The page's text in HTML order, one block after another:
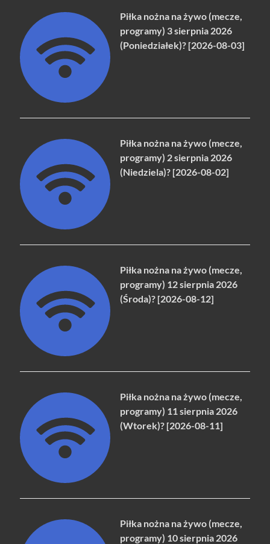
Piłka nożna na żywo (mecze,
programy) 3 sierpnia 2026
(Poniedziałek)? [2026-08-03]
Piłka nożna na żywo (mecze,
programy) 2 sierpnia 2026
(Niedziela)? [2026-08-02]
Piłka nożna na żywo (mecze,
programy) 12 sierpnia 2026
(Środa)? [2026-08-12]
Piłka nożna na żywo (mecze,
programy) 11 sierpnia 2026
(Wtorek)? [2026-08-11]
Piłka nożna na żywo (mecze,
programy) 10 sierpnia 2026